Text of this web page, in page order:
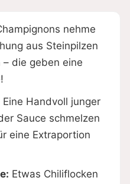
nehme
aus Steinpilzen
die geben eine
Eine Handvoll junger
Sauce schmelzen
eine Extraportion
Etwas Chiliflocken